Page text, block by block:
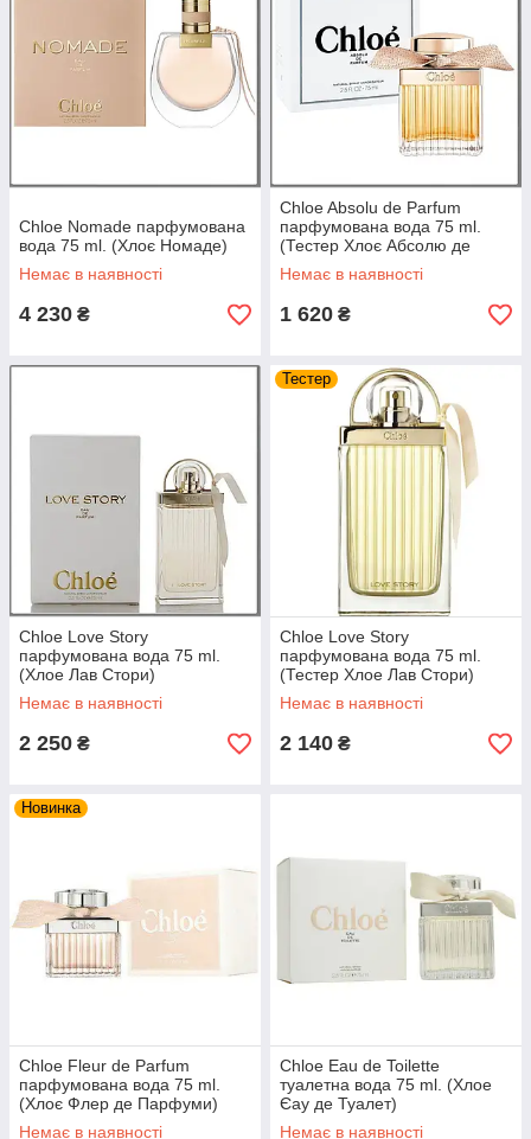
Chloe Nomade парфумована
вода 75 ml. (Хлоє Номаде)
Немає в наявності
4 230 ₴
Chloe Absolu de Parfum
парфумована вода 75 ml.
(Тестер Хлоє Абсолю де
Парфуми)
Немає в наявності
1 620 ₴
Chloe Love Story
парфумована вода 75 ml.
(Хлое Лав Стори)
Немає в наявності
2 250 ₴
Тестер
Chloe Love Story
парфумована вода 75 ml.
(Тестер Хлое Лав Стори)
Немає в наявності
2 140 ₴
Новинка
Chloe Fleur de Parfum
парфумована вода 75 ml.
(Хлоє Флер де Парфуми)
Немає в наявності
Chloe Eau de Toilette
туалетна вода 75 ml. (Хлое
Єау де Туалет)
Немає в наявності